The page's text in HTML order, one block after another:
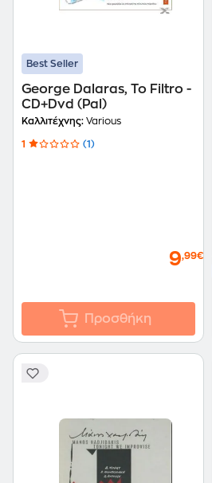
Best Seller
George Dalaras, To Filtro -
CD+Dvd (Pal)
Καλλιτέχνης: Various
1 (1)
9,99€
Προσθήκη